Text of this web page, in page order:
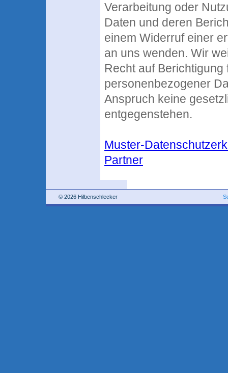
Verarbeitung oder
Daten und deren
einem Widerruf einer
an uns wenden. Wir
Recht auf
personenbezogener
Anspruch keine
entgegenstehen.
Muster-
Partner
© 2026 Hilbenschlecker